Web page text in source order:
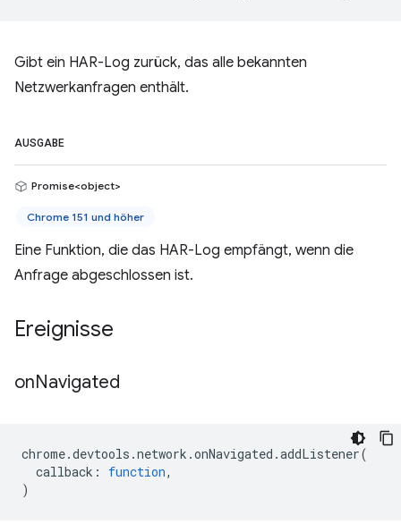
Gibt ein HAR-Log zurück, das alle bekannten
Netzwerkanfragen enthält.
AUSGABE
Promise<object>
Chrome 151 und höher
Eine Funktion, die das HAR-Log empfängt, wenn die
Anfrage abgeschlossen ist.
Ereignisse
onNavigated
chrome.devtools .network .onNavigated .addListener(
callback : function,
)